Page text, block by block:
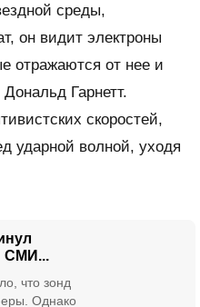
среды,
он видит электроны
отражаются от нее и
Дональд Гарнетт.
скоростей,
ударной волной, уходя
СМИ...
что зонд
Однако